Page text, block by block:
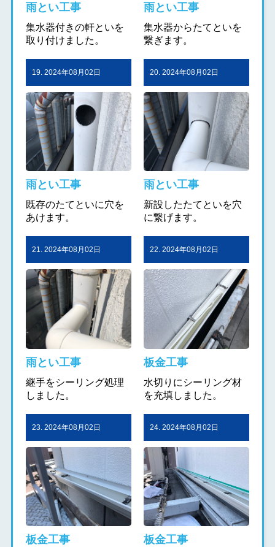
雨とい工事
集水器付きの軒といを
取り付けました。
雨とい工事
集水器からたてといを
繋ぎます。
19. 2024年08月02日
雨とい工事
既存のたてといに穴を
あけます。
20. 2024年08月02日
雨とい工事
新設したたてといを穴
に繋げます。
21. 2024年08月02日
雨とい工事
継手をシーリング処理
しました。
22. 2024年08月02日
板金工事
水切りにシーリング材
を充填しました。
23. 2024年08月02日
板金工事
24. 2024年08月02日
板金工事